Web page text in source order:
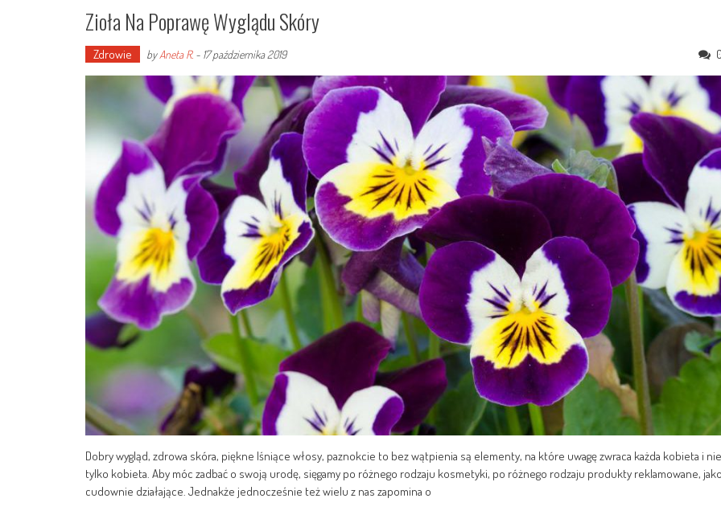
Zioła Na Poprawę Wyglądu Skóry
Zdrowie byAneta R. - 17 października 2019
Dobry wygląd, zdrowa skóra, piękne lśniące włosy, paznokcie to bez wątpienia są elementy, na które uwagę zwraca każda kobieta i nie
tylko kobieta. Aby móc zadbać o swoją urodę, sięgamy po różnego rodzaju kosmetyki, po różnego rodzaju produkty reklamowane,
cudownie działające. Jednakże jednocześnie też wielu z nas zapomina o